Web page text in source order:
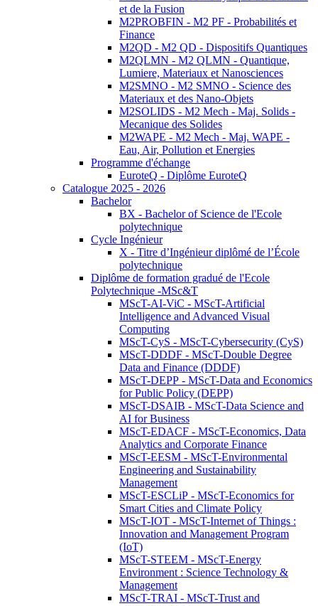
et de la Fusion
M2PROBFIN - M2 PF - Probabilités et
Finance
M2QD - M2 QD - Dispositifs Quantiques
M2QLMN - M2 QLMN - Quantique,
Lumiere, Materiaux et Nanosciences
M2SMNO - M2 SMNO - Science des
Materiaux et des Nano-Objets
M2SOLIDS - M2 Mech - Maj. Solids -
Mecanique des Solides
M2WAPE - M2 Mech - Maj. WAPE -
Eau, Air, Pollution et Energies
Programme d'échange
EuroteQ - Diplôme EuroteQ
Catalogue 2025 - 2026
Bachelor
BX - Bachelor of Science de l'Ecole
polytechnique
Cycle Ingénieur
X - Titre d’Ingénieur diplômé de l’École
polytechnique
Diplôme de formation gradué de l'Ecole
Polytechnique -MSc&T
MScT-AI-ViC - MScT-Artificial
Intelligence and Advanced Visual
Computing
MScT-CyS - MScT-Cybersecurity (CyS)
MScT-DDDF - MScT-Double Degree
Data and Finance (DDDF)
MScT-DEPP - MScT-Data and Economics
for Public Policy (DEPP)
MScT-DSAIB - MScT-Data Science and
AI for Business
MScT-EDACF - MScT-Economics, Data
Analytics and Corporate Finance
MScT-EESM - MScT-Environmental
Engineering and Sustainability
Management
MScT-ESCLiP - MScT-Economics for
Smart Cities and Climate Policy
MScT-IOT - MScT-Internet of Things :
Innovation and Management Program
(IoT)
MScT-STEEM - MScT-Energy
Environment : Science Technology &
Management
MScT-TRAI - MScT-Trust and